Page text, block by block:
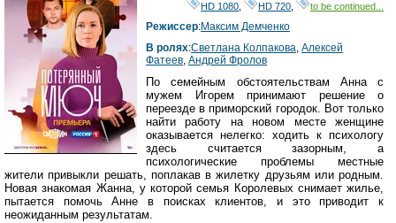
HD 1080, HD 720, to be continued...
Режиссер:Максим Демченко
В ролях:Светлана Колпакова, Алексей
Фатеев, Андрей Фролов
По семейным обстоятельствам Анна с
мужем Игорем принимают решение о
переезде в приморский городок. Вот только
найти работу на новом месте женщине
оказывается нелегко: ходить к психологу
здесь считается зазорным, а
психологические проблемы местные
жители привыкли решать, поплакав в жилетку друзьям или родным.
Новая знакомая Жанна, у которой семья Королевых снимает жилье,
пытается помочь Анне в поисках клиентов, и это приводит к
неожиданным результатам.